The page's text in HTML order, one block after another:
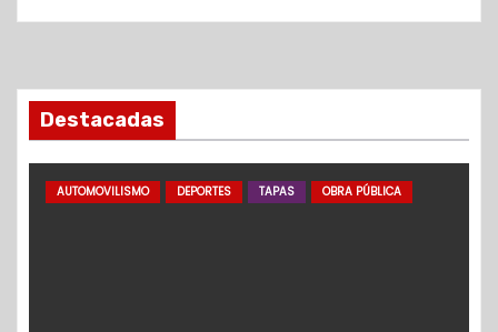
Destacadas
AUTOMOVILISMO DEPORTES TAPAS OBRA PÚBLICA